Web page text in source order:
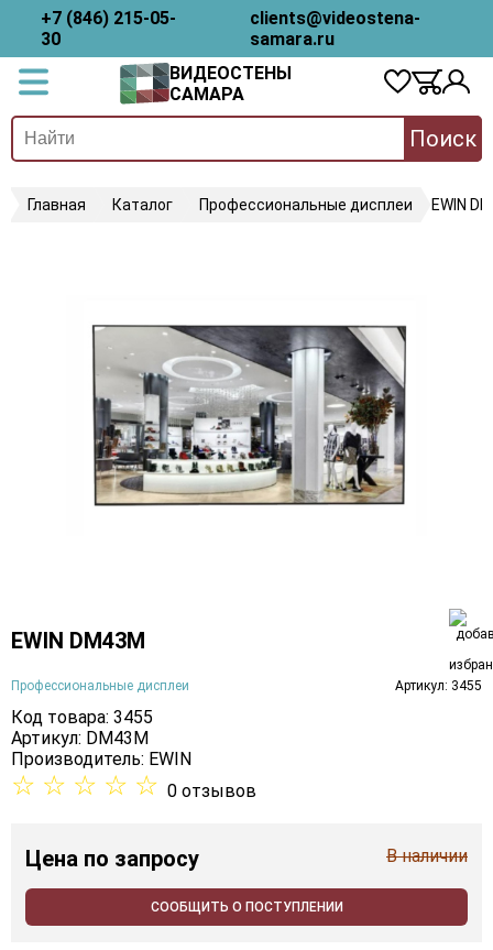
+7 (846) 215-05-
30
clients@videostena-
samara.ru
ВИДЕОСТЕНЫ
САМАРА
Поиск
Главная Каталог Профессиональные дисплеи EWIN
EWIN DM43M
Профессиональные дисплеи Артикул: 3455
Код товара: 3455
Артикул: DM43M
Производитель: EWIN
☆ ☆ ☆ ☆ ☆ 0 отзывов
Цена по запросу В наличии
СООБЩИТЬ О ПОСТУПЛЕНИИ